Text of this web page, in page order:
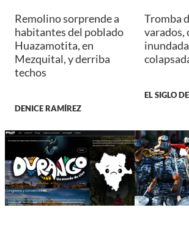
Remolino sorprende a
habitantes del poblado
Huazamotita, en
Mezquital, y derriba
techos
DENICE RAMÍREZ
Tromba
varados,
EL SIGLO